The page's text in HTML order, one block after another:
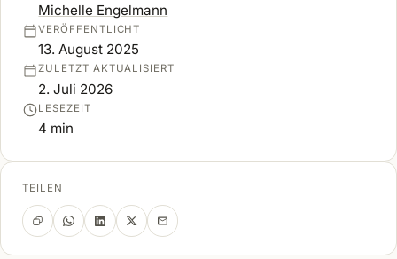
Michelle Engelmann
VERÖFFENTLICHT
13. August 2025
ZULETZT AKTUALISIERT
2. Juli 2026
LESEZEIT
4 min
TEILEN